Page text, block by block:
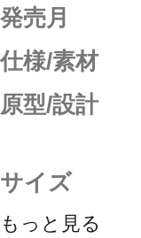
発売月
仕様/素材
原型/設計
サイズ
もっと見る